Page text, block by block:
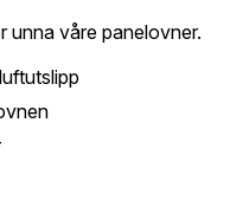
unna våre panelovner.